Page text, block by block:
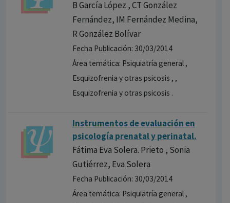
B García López , CT González
Fernández, IM Fernández Medina,
R González Bolívar
Fecha Publicación: 30/03/2014
Área temática: Psiquiatría general ,
Esquizofrenia y otras psicosis , ,
Esquizofrenia y otras psicosis .
Instrumentos de evaluación en
psicología prenatal y perinatal.
Fátima Eva Solera. Prieto , Sonia
Gutiérrez, Eva Solera
Fecha Publicación: 30/03/2014
Área temática: Psiquiatría general ,